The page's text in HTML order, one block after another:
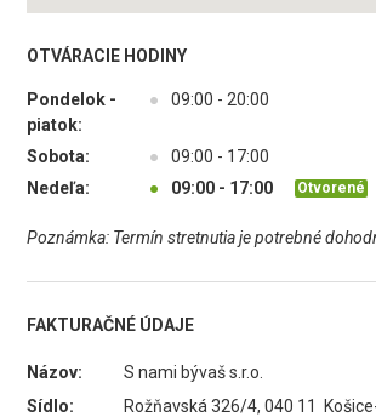
OTVÁRACIE HODINY
Pondelok -
piatok:
● 09:00 - 20:00
Sobota: ●
09:00 - 17:00
Nedeľa:
● 09:00 - 17:00 Otvorené
Poznámka: Termín stretnutia je potrebné
FAKTURAČNÉ ÚDAJE
Názov:
S nami bývaš s.r.o.
Sídlo:
Rožňavská 326/4, 040 11